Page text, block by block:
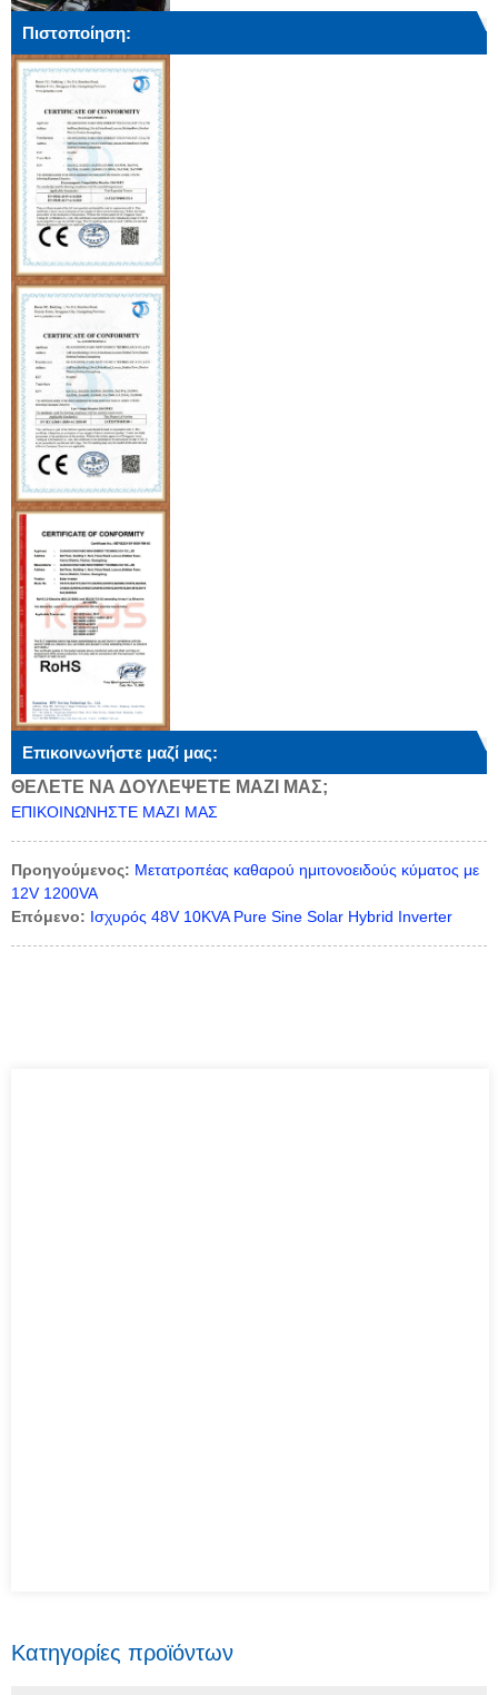
Πιστοποίηση:
Επικοινωνήστε μαζί μας:
ΘΕΛΕΤΕ ΝΑ ΔΟΥΛΕΨΕΤΕ ΜΑΖΙ ΜΑΣ;
ΕΠΙΚΟΙΝΩΝΗΣΤΕ ΜΑΖΙ ΜΑΣ
Προηγούμενος: Μετατροπέας καθαρού ημιτονοειδούς κύματος με
12V 1200VA
Επόμενο: Ισχυρός 48V 10KVA Pure Sine Solar Hybrid Inverter
Κατηγορίες προϊόντων